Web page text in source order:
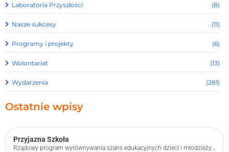
Laboratoria Przyszłości (8)
Nasze sukcesy (11)
Programy i projekty (6)
Wolontariat (13)
Wydarzenia (281)
Ostatnie wpisy
Przyjazna Szkoła
Rządowy program wyrównywania szans edukacyjnych dzieci i młodzieży...